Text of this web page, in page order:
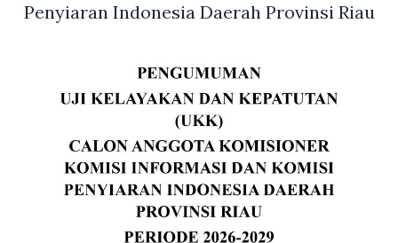
Penyiaran Indonesia Daerah Provinsi Riau